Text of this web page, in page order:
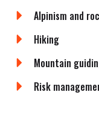
Alpinism and
Hiking
Mountain
Risk